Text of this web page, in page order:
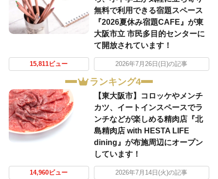
無料で利用できる宿題スペース
『2026夏休み宿題CAFE』が東
大阪市立 市民多目的センターに
て開放されています！
15,811ビュー 2026年7月26日(日)の記事
ランキング4
【東大阪市】コロッケやメンチ
カツ、イートインスペースでラ
ンチなどが楽しめる精肉店『北
島精肉店 with HESTA LIFE
dining』が布施周辺にオープン
しています！
14,960ビュー 2026年7月14日(火)の記事